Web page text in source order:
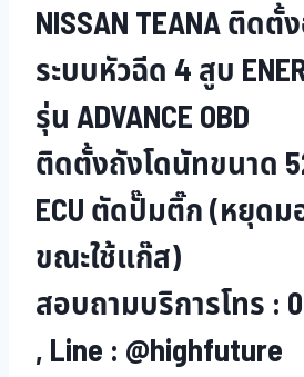
NISSAN TEANA ติด
ระบบหัวฉีด 4 สูบ
รุ่น ADVANCE OBD
ติดตั้งถังโดนัทขนาด
ECU ตัดปั๊มติ๊ก (หยุดม
ขณะใช้แก๊ส)
สอบถามบริการโทร :
, Line : @highfuture